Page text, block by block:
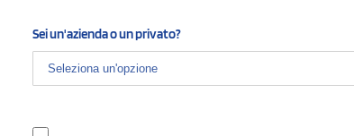
Sei un'azienda o un privato?